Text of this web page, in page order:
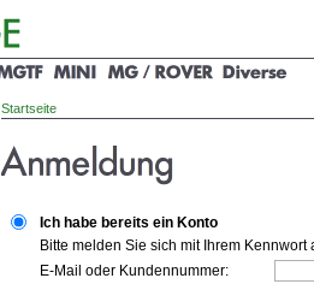
Startseite
Ich habe bereits ein Konto
Bitte melden Sie sich mit Ihrem Kennwort
E-Mail oder Kundennummer: